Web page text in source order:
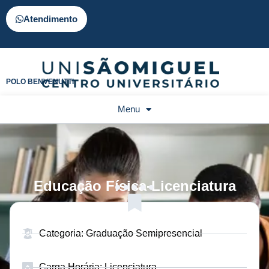
Atendimento
POLO BENVENUTTI
Menu
Educação Física-Licenciatura
Categoria: Graduação Semipresencial